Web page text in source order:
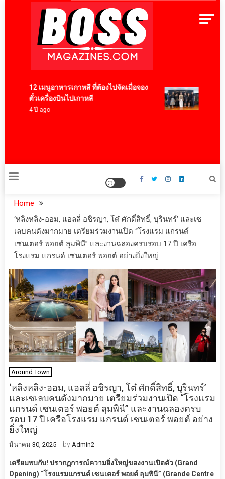
BossMagazinesThailand
12 เมนูอาหารเกาหลี ที่ต้องไปจัดเมื่อจอง
ตั๋วเครื่องบินไปเกาหลี
4 ปี ago
มาสเตอ
Home
‘หลิงหลิง-ออม, แอลลี่ อชิรญา, โต๋ ศักดิ์สิทธิ์, บุรินทร์’ และเซ
เลบคนดังมากมาย เตรียมร่วมงานเปิด “โรงแรม แกรนด์
เซนเตอร์ พอยต์ ลุมพินี” และงานฉลองครบรอบ 17 ปี เครือ
โรงแรม แกรนด์ เซนเตอร์ พอยต์ อย่างยิ่งใหญ่
Around Town
‘หลิงหลิง-ออม, แอลลี่ อชิรญา, โต๋ ศักดิ์สิทธิ์, บุรินทร์’
และเซเลบคนดังมากมาย เตรียมร่วมงานเปิด “โรงแรม
แกรนด์ เซนเตอร์ พอยต์ ลุมพินี” และงานฉลองครบ
รอบ 17 ปี เครือโรงแรม แกรนด์ เซนเตอร์ พอยต์ อย่าง
ยิ่งใหญ่
มีนาคม 30, 2025 by Admin2
เตรียมพบกับ! ปรากฏการณ์ความยิ่งใหญ่ของงานเปิดตัว (Grand
Opening) “โรงแรมแกรนด์ เซนเตอร์ พอยต์ ลุมพินี” (Grande Centre